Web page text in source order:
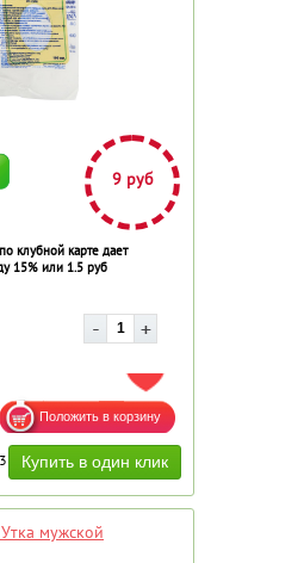
9 руб
клубной карте дает
15% или 1.5 руб
ДОБАВИТЬ В ИЗБРАННОЕ
мужской